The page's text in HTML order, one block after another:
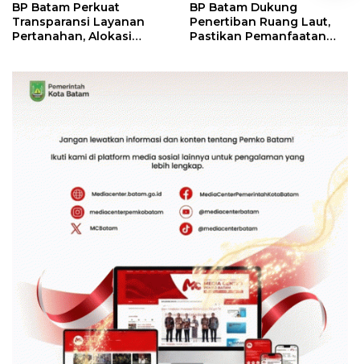
BP Batam Perkuat
Transparansi Layanan
Pertanahan, Alokasi
BP Batam Dukung
Penertiban Ruang Laut,
Pastikan Pemanfaatan